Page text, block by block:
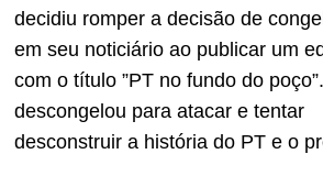
decidiu romper a decisão de
em seu noticiário ao publicar um
com o título ”PT no fundo do
descongelou para atacar e tentar
desconstruir a história do PT e o